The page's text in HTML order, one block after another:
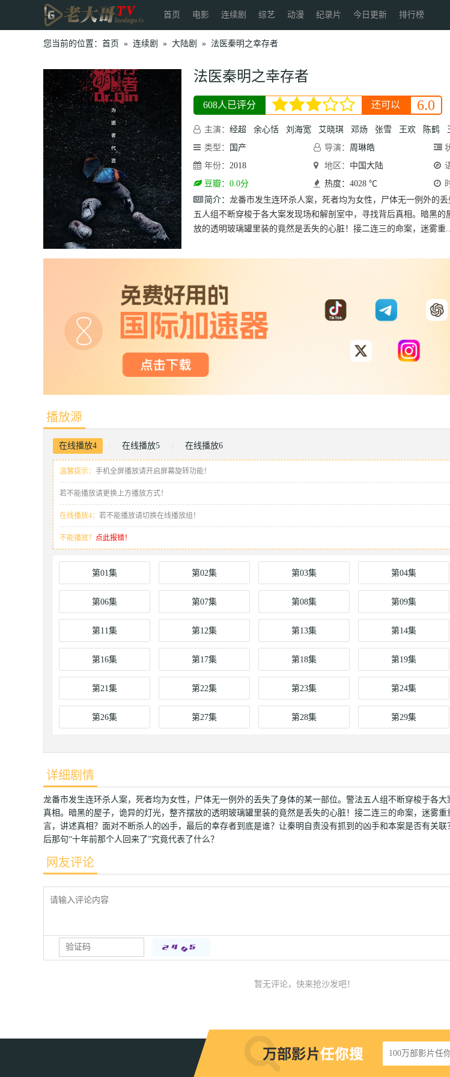
首页 电影 连续剧 综艺 动漫 纪录片 今日更新 排行榜
您当前的位置： 首页 » 连续剧 » 大陆剧 » 法医秦明之幸存者
法医秦明之幸存者
608人已评分 还可以 6.0
主演： 经超 余心恬 刘海宽 艾晓琪 邓炀 张雪 王欢 陈鹤
类型：
国产 导演： 周琳皓
年份： 2018 地区： 中国大陆
豆瓣：0.0分
热度：4028 ℃
简介： 龙番市发生连环杀人案，死者均为女性，尸体无一例外的
五人组不断穿梭于各大案发现场和解剖室中，寻找背后真相。暗黑的
放的透明玻璃罐里装的竟然是丢失的心脏！接二连三的命案，迷雾重
播放源
在线播放4 在线播放5 在线播放6
温馨提示： 手机全屏播放请开启屏幕旋转功能！
若不能播放请更换上方播放方式！
在线播放4： 若不能播放请切换在线播放组！
不能播放？ 点此报错！
第01集 第02集 第03集 第04集
第06集 第07集 第08集 第09集
第11集 第12集 第13集 第14集
第16集 第17集 第18集 第19集
第21集 第22集 第23集 第24集
第26集 第27集 第28集 第29集
详细剧情
龙番市发生连环杀人案，死者均为女性，尸体无一例外的丢失了身体的某一部位。警法五人组不断穿梭于各
真相。暗黑的屋子，诡异的灯光，整齐摆放的透明玻璃罐里装的竟然是丢失的心脏！接二连三的命案，迷雾
言，讲述真相？面对不断杀人的凶手，最后的幸存者到底是谁？让秦明自责没有抓到的凶手和本案是否有关
后那句“十年前那个人回来了”究竟代表了什么？
网友评论
暂无评论，快来抢沙发吧！